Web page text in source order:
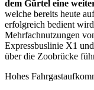
dem Gürtel eine
welche bereits heute
erfolgreich bedient
Mehrfachnutzungen
Expressbuslinie X1
über die Zoobrücke
Hohes